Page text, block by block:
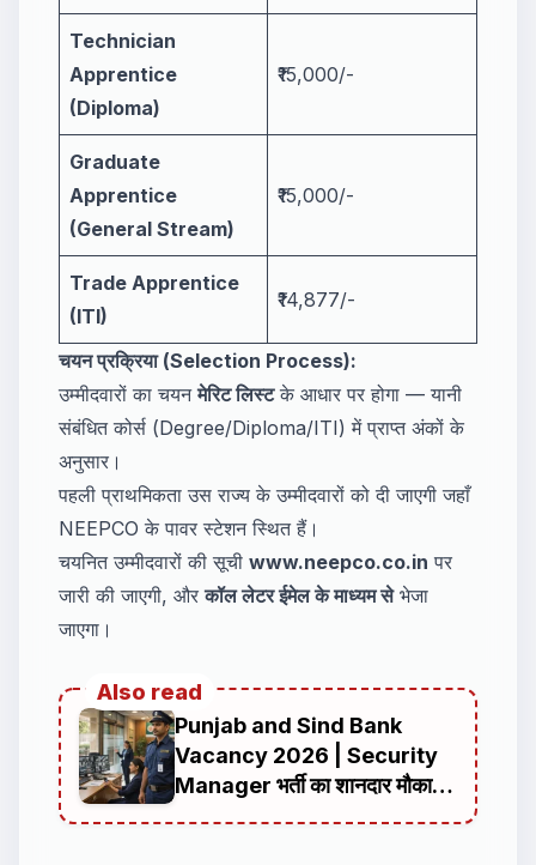
Technician
Apprentice
(Diploma)
₹15,000/-
Graduate
Apprentice
(General Stream)
₹15,000/-
Trade Apprentice
(ITI)
₹14,877/-
चयन प्रक्रिया (Selection Process):
उम्मीदवारों का चयनमेरिट लिस्टके आधार पर होगा — यानी
संबंधित कोर्स (Degree/Diploma/ITI) में प्राप्त अंकों के
अनुसार।
पहली प्राथमिकता उस राज्य के उम्मीदवारों को दी जाएगी जहाँ
NEEPCO के पावर स्टेशन स्थित हैं।
चयनित उम्मीदवारों की सूची www.neepco.co.in पर
जारी की जाएगी, औरकॉल लेटर ईमेल के माध्यम सेभेजा
जाएगा।
Also read
Punjab and Sind Bank
Vacancy 2026 | Security
Manager भर्ती का शानदार मौका,